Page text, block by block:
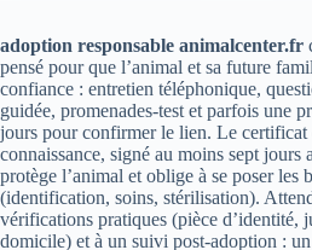
adoption responsable animalcenter.fr
pensé pour que l’animal et sa future
confiance : entretien téléphonique,
guidée, promenades‑test et parfois une
jours pour confirmer le lien. Le certificat
connaissance, signé au moins sept jours
protège l’animal et oblige à se poser les
(identification, soins, stérilisation).
vérifications pratiques (pièce d’identité,
domicile) et à un suivi post‑adoption :